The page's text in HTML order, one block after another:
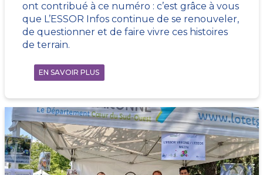
ont contribué à ce numéro : c’est grâce à vous
que L’ESSOR Infos continue de se renouveler,
de questionner et de faire vivre ces histoires
de terrain.
EN SAVOIR PLUS